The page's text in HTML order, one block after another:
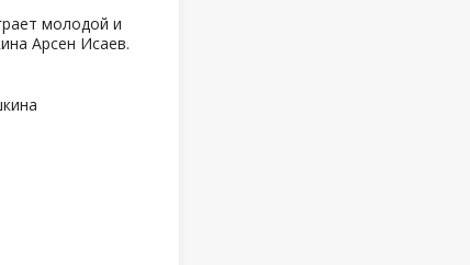
молодой и
Арсен Исаев.